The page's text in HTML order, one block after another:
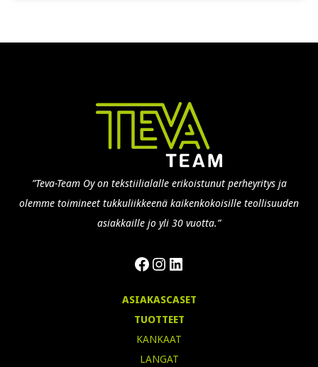
”Teva-Team Oy on tekstiilialalle erikoistunut perheyritys ja
olemme toimineet tukkuliikkeenä kaikenkokoisille teollisuuden
asiakkaille jo yli 30 vuotta.”
Facebook
Instagram
LinkedIn
ASIAKASCASET
TUOTTEET
KANKAAT
LANGAT